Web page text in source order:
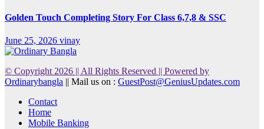
Golden Touch Completing Story For Class 6,7,8 & SSC
June 25, 2026 vinay
© Copyright 2026 || All Rights Reserved || Powered by
Ordinarybangla || Mail us on : GuestPost@GeniusUpdates.com
Contact
Home
Mobile Banking